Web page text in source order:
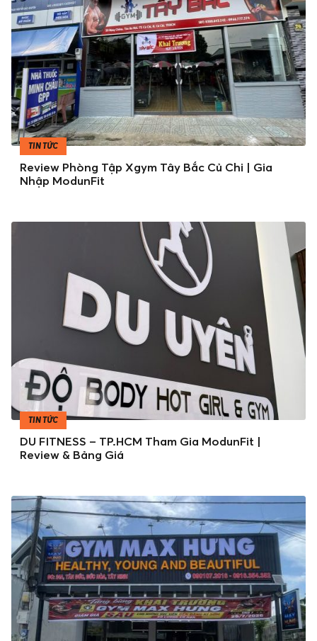
TIN TỨC
Review Phòng Tập Xgym Tây Bắc Củ Chi | Gia
Nhập ModunFit
TIN TỨC
DU FITNESS – TP.HCM Tham Gia ModunFit |
Review & Bảng Giá